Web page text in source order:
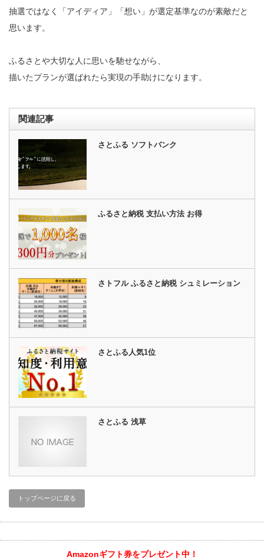
抽選ではなく「アイディア」「想い」が選定基準なのが素敵だと
思います。
ふるさとや大切な人に思いを馳せながら、
描いたプランが選ばれたら実現の手助けになります。
関連記事
さとふる ソフトバンク
ふるさと納税 支払い方法 お得
さトフル ふるさと納税 シュミレーション
さとふる人気1位
さとふる 浅草
トップページに戻る
Amazonギフト券をプレゼント中！